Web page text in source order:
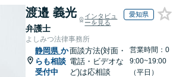
渡邉 義光
弁護士
インタビュ
ーを見る
愛知県
よしみつ法律事務所
静岡県 か
らも相談
受付中
面談方法(対面・
電話・ビデオな
ど)は応相談
営業時間：0
9:00~19:00
（平日）